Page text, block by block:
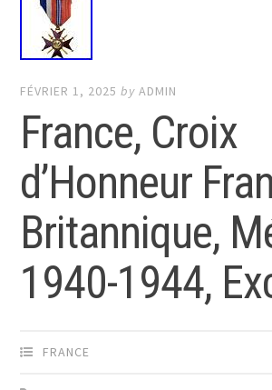
FÉVRIER 1, 2025 byADMIN
France, Croix
d’Honneur
Britannique,
1940-1944,
FRANCE